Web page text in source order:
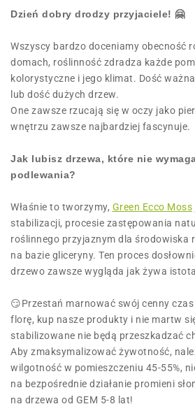
Dzień dobry drodzy przyjaciele! 🤗
Wszyscy bardzo doceniamy obecność
domach, roślinność zdradza każde
kolorystyczne i jego klimat. Dość
lub dość dużych drzew.
One zawsze rzucają się w oczy jako
wnętrzu zawsze najbardziej fascynuje.
Jak lubisz drzewa, które nie
podlewania?
Właśnie to tworzymy, Green Ecco Moss
stabilizacji, procesie zastępowania
roślinnego przyjaznym dla środowiska
na bazie gliceryny. Ten proces
drzewo zawsze wygląda jak żywa
😏Przestań marnować swój cenny
florę, kup nasze produkty i nie martw
stabilizowane nie będą przeszkadzać
Aby zmaksymalizować żywotność,
wilgotność w pomieszczeniu 45-55%,
na bezpośrednie działanie promieni
na drzewa od GEM 5-8 lat!